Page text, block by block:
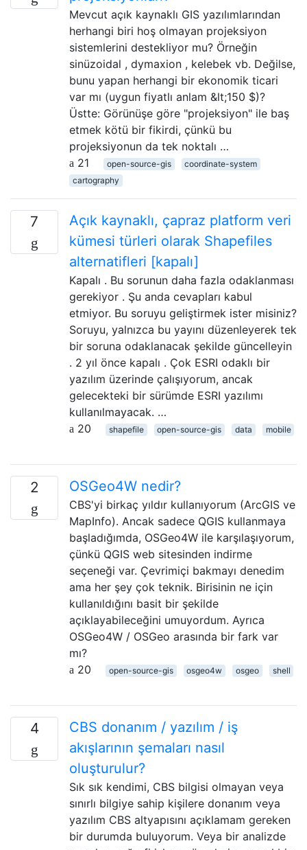
Mevcut açık kaynaklı GIS yazılımlarından
herhangi biri hoş olmayan projeksiyon
sistemlerini destekliyor mu? Örneğin
sinüzoidal , dymaxion , kelebek vb. Değilse,
bunu yapan herhangi bir ekonomik ticari
var mı (uygun fiyatlı anlam &lt;150 $)?
Üstte: Görünüşe göre "projeksiyon" ile baş
etmek kötü bir fikirdi, çünkü bu
projeksiyonun da tek noktalı …
21
open-source-gis
coordinate-system
cartography
7
Açık kaynaklı, çapraz platform veri
kümesi türleri olarak Shapefiles
alternatifleri [kapalı]
Kapalı . Bu sorunun daha fazla odaklanması
gerekiyor . Şu anda cevapları kabul
etmiyor. Bu soruyu geliştirmek ister misiniz?
Soruyu, yalnızca bu yayını düzenleyerek tek
bir soruna odaklanacak şekilde güncelleyin
. 2 yıl önce kapalı . Çok ESRI odaklı bir
yazılım üzerinde çalışıyorum, ancak
gelecekteki bir sürümde ESRI yazılımı
kullanılmayacak. …
20
shapefile open-source-gis data mobile
2 OSGeo4W nedir?
CBS'yi birkaç yıldır kullanıyorum (ArcGIS ve
MapInfo). Ancak sadece QGIS kullanmaya
başladığımda, OSGeo4W ile karşılaşıyorum,
çünkü QGIS web sitesinden indirme
seçeneği var. Çevrimiçi bakmayı denedim
ama her şey çok teknik. Birisinin ne için
kullanıldığını basit bir şekilde
açıklayabileceğini umuyordum. Ayrıca
OSGeo4W / OSGeo arasında bir fark var
mı?
20
open-source-gis osgeo4w osgeo shell
4
CBS donanım / yazılım / iş
akışlarının şemaları nasıl
oluşturulur?
Sık sık kendimi, CBS bilgisi olmayan veya
sınırlı bilgiye sahip kişilere donanım veya
yazılım CBS altyapısını açıklamam gereken
bir durumda buluyorum. Veya bir analizde